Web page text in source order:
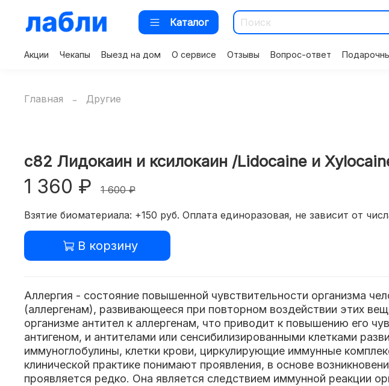
Каталог
Акции Чекапы Выезд на дом О сервисе Отзывы Вопрос-ответ
Главная Другие
c82 Лидокаин и ксилокаин /Lidocaine и
1 360 ₽ 1 600 ₽
Взятие биоматериала: +150 руб. Оплата единоразовая, не зависит от
В корзину
Аллергия - состояние повышенной чувствительности организма
(аллергенам), развивающееся при повторном воздействии этих
организме антител к аллергенам, что приводит к повышению его
антигеном, и антителами или сенсибилизированными клетками
иммуноглобулины, клетки крови, циркулирующие иммунные
клинической практике понимают проявления, в основе
проявляется редко. Она является следствием иммунной реакции